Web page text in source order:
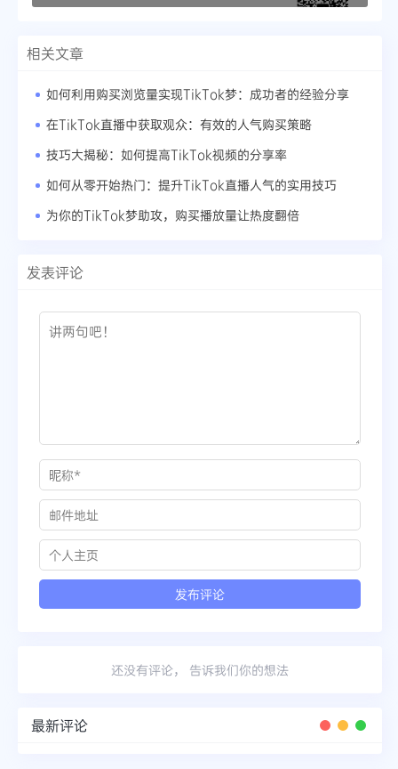
相关文章
如何利用购买浏览量实现TikTok梦：成功者的经验分享
在TikTok直播中获取观众：有效的人气购买策略
技巧大揭秘：如何提高TikTok视频的分享率
如何从零开始热门：提升TikTok直播人气的实用技巧
为你的TikTok梦助攻，购买播放量让热度翻倍
发表评论
还没有评论， 告诉我们你的想法
最新评论